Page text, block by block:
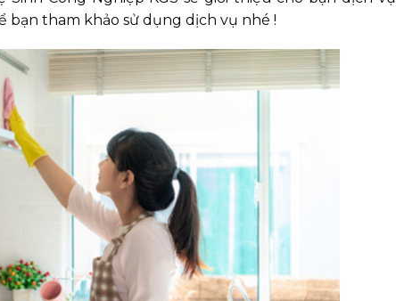
bạn tham khảo sử dụng dịch vụ nhé !